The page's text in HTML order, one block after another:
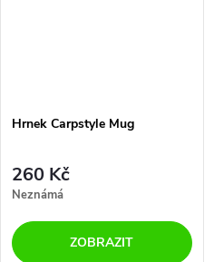
Hrnek Carpstyle Mug
260 Kč
Neznámá
ZOBRAZIT